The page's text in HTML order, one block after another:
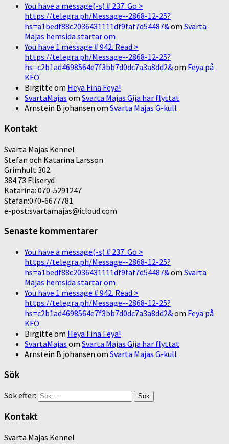
You have a message(-s) # 237. Go >
https://telegra.ph/Message--2868-12-25?
hs=a1bedf88c2036431111df9faf7d54487&om Svarta
Majas hemsida startar om
You have 1 message # 942. Read >
https://telegra.ph/Message--2868-12-25?
hs=c2b1ad4698564e7f3bb7d0dc7a3a8dd2&om Feya på
KFÖ
Birgitte om Heya Fina Feya!
SvartaMajas om Svarta Majas Gija har flyttat
Arnstein B johansen om Svarta Majas G-kull
Kontakt
Svarta Majas Kennel
Stefan och Katarina Larsson
Grimhult 302
384 73 Fliseryd
Katarina: 070-5291247
Stefan:070-6677781
e-post:svartamajas@icloud.com
Senaste kommentarer
You have a message(-s) # 237. Go >
https://telegra.ph/Message--2868-12-25?
hs=a1bedf88c2036431111df9faf7d54487&om Svarta
Majas hemsida startar om
You have 1 message # 942. Read >
https://telegra.ph/Message--2868-12-25?
hs=c2b1ad4698564e7f3bb7d0dc7a3a8dd2&om Feya på
KFÖ
Birgitte om Heya Fina Feya!
SvartaMajas om Svarta Majas Gija har flyttat
Arnstein B johansen om Svarta Majas G-kull
Sök
Sök efter:
Kontakt
Svarta Majas Kennel